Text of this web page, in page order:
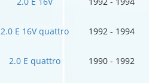
2.0 E 16V quattro 1992 - 1994
2.0 E quattro 1990 - 1992